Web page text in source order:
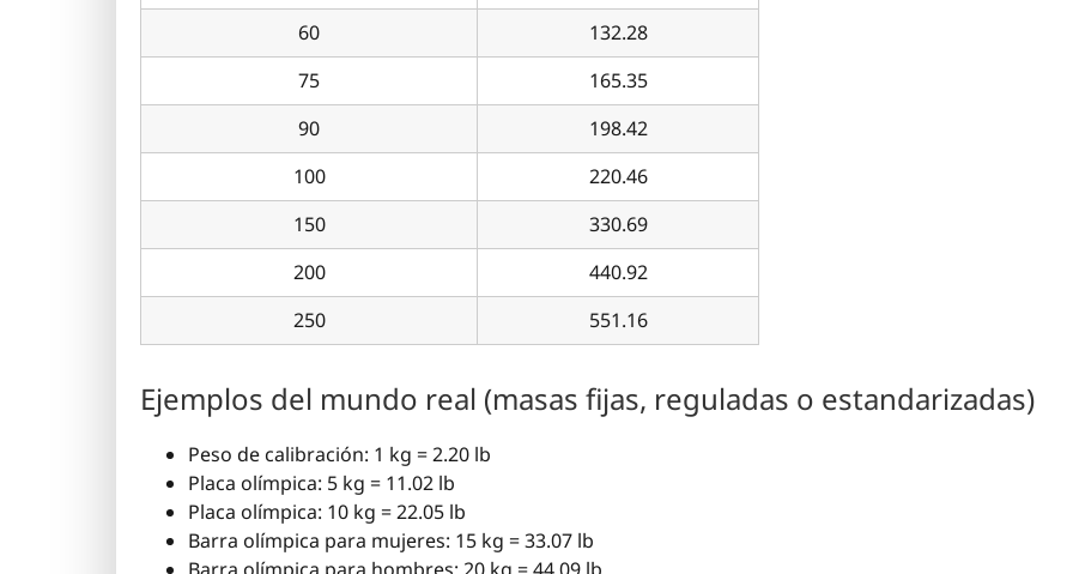
60
132.28
75
165.35
90
198.42
100
220.46
150
330.69
200
440.92
250
551.16
Ejemplos del mundo real (masas fijas, reguladas o estandarizadas)
Peso de calibración: 1 kg = 2.20 lb
Placa olímpica: 5 kg = 11.02 lb
Placa olímpica: 10 kg = 22.05 lb
Barra olímpica para mujeres: 15 kg = 33.07 lb
Barra olímpica para hombres: 20 kg = 44.09 lb